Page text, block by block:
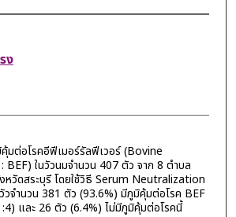
ง
คุ้มต่อโรคอีฟีเมอร์รัลฟีเวอร์ (Bovine
ในวัวนมจำนวน 407 ตัว จาก 8 ตำบล
หวัดสระบุรี โดยใช้วิธี Serum Neutralization
จำนวน 381 ตัว (93.6%) มีภูมิคุ้มต่อโรค BEF
และ 26 ตัว (6.4%) ไม่มีภูมิคุ้มต่อโรคนี้